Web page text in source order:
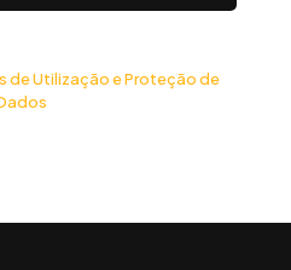
de Utilização e Proteção de